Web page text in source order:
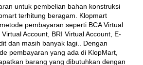
untuk pembelian bahan konstruksi
terhitung beragam. Klopmart
pembayaran seperti BCA Virtual
Account, BRI Virtual Account, E-
dan masih banyak lagi.. Dengan
pembayaran yang ada di KlopMart,
barang yang dibutuhkan dengan